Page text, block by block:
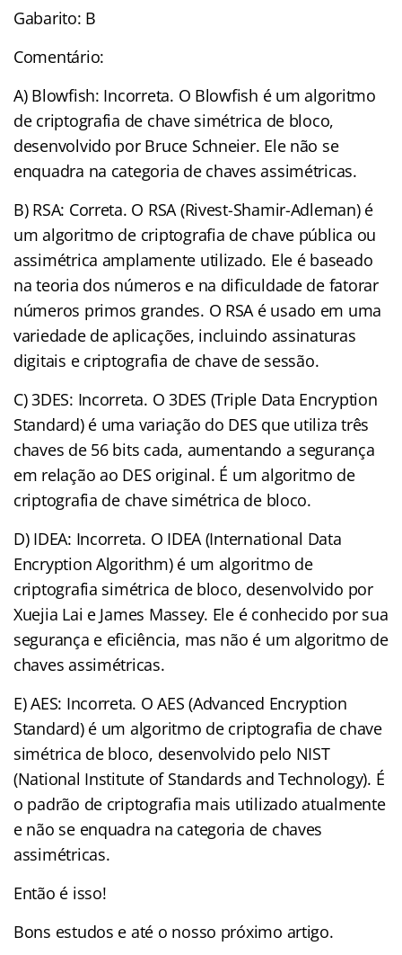
Gabarito: B
Comentário:
A) Blowfish: Incorreta. O Blowfish é um algoritmo
de criptografia de chave simétrica de bloco,
desenvolvido por Bruce Schneier. Ele não se
enquadra na categoria de chaves assimétricas.
B) RSA: Correta. O RSA (Rivest-Shamir-Adleman) é
um algoritmo de criptografia de chave pública ou
assimétrica amplamente utilizado. Ele é baseado
na teoria dos números e na dificuldade de fatorar
números primos grandes. O RSA é usado em uma
variedade de aplicações, incluindo assinaturas
digitais e criptografia de chave de sessão.
C) 3DES: Incorreta. O 3DES (Triple Data Encryption
Standard) é uma variação do DES que utiliza três
chaves de 56 bits cada, aumentando a segurança
em relação ao DES original. É um algoritmo de
criptografia de chave simétrica de bloco.
D) IDEA: Incorreta. O IDEA (International Data
Encryption Algorithm) é um algoritmo de
criptografia simétrica de bloco, desenvolvido por
Xuejia Lai e James Massey. Ele é conhecido por sua
segurança e eficiência, mas não é um algoritmo de
chaves assimétricas.
E) AES: Incorreta. O AES (Advanced Encryption
Standard) é um algoritmo de criptografia de chave
simétrica de bloco, desenvolvido pelo NIST
(National Institute of Standards and Technology). É
o padrão de criptografia mais utilizado atualmente
e não se enquadra na categoria de chaves
assimétricas.
Então é isso!
Bons estudos e até o nosso próximo artigo.